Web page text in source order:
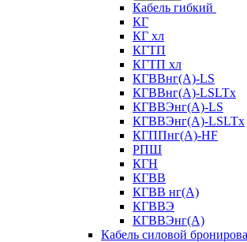
Кабель гибкий
КГ
КГ хл
КГТП
КГТП хл
КГВВнг(А)-LS
КГВВнг(А)-LSLTx
КГВВЭнг(А)-LS
КГВВЭнг(А)-LSLTx
КГППнг(А)-HF
РПШ
КГН
КГВВ
КГВВ нг(А)
КГВВЭ
КГВВЭнг(А)
Кабель силовой